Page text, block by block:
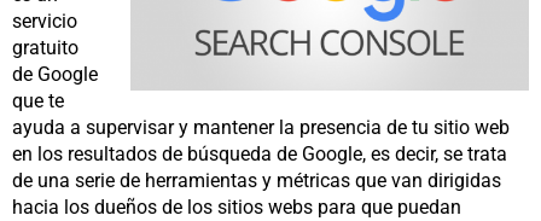
servicio
gratuito
de Google
que te
ayuda a supervisar y mantener la presencia de tu sitio web
en los resultados de búsqueda de Google, es decir, se trata
de una serie de herramientas y métricas que van dirigidas
hacia los dueños de los sitios webs para que puedan